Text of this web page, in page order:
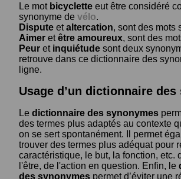
Le mot bicyclette eut être considéré
synonyme de vélo.
Dispute etaltercation, sont des mots
Aimer etêtre amoureux, sont des
Peur et inquiétude sont deux
retrouve dans ce dictionnaire des
ligne.
Usage d’un dictionnaire
Le dictionnaire des synonymes
des termes plus adaptés au contexte
on se sert spontanément. Il permet
trouver des termes plus adéquat pour
caractéristique, le but, la fonction, etc.
l'être, de l'action en question. Enfin, le
des synonymes permet d’éviter une